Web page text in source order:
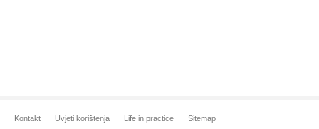
Kontakt Uvjeti korištenja Life in practice Sitemap